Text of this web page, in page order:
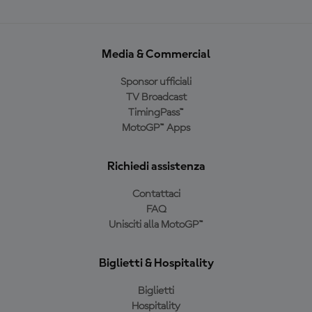
Media & Commercial
Sponsor ufficiali
TV Broadcast
TimingPass™
MotoGP™ Apps
Richiedi assistenza
Contattaci
FAQ
Unisciti alla MotoGP™
Biglietti & Hospitality
Biglietti
Hospitality